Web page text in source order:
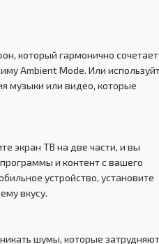
который гармонично
Ambient Mode. Или
музыки или видео, которые
экран ТВ на две части, и вы
и контент с вашего
устройство, установите
вкусу.
шумы, которые затрудняют